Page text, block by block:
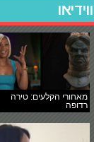
ווידיאו
מאחורי הקלעים: טירה
רדופה